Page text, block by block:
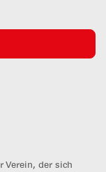
Verein, der sich